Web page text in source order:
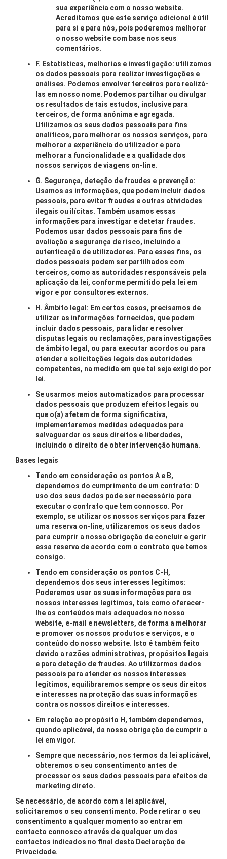
sua experiência com o nosso website.
Acreditamos que este serviço adicional é útil
para si e para nós, pois poderemos melhorar
o nosso website com base nos seus
comentários.
F. Estatísticas, melhorias e investigação: utilizamos
os dados pessoais para realizar investigações e
análises. Podemos envolver terceiros para realizá-
las em nosso nome. Podemos partilhar ou divulgar
os resultados de tais estudos, inclusive para
terceiros, de forma anónima e agregada.
Utilizamos os seus dados pessoais para fins
analíticos, para melhorar os nossos serviços, para
melhorar a experiência do utilizador e para
melhorar a funcionalidade e a qualidade dos
nossos serviços de viagens on-line.
G. Segurança, deteção de fraudes e prevenção:
Usamos as informações, que podem incluir dados
pessoais, para evitar fraudes e outras atividades
ilegais ou ilícitas. Também usamos essas
informações para investigar e detetar fraudes.
Podemos usar dados pessoais para fins de
avaliação e segurança de risco, incluindo a
autenticação de utilizadores. Para esses fins, os
dados pessoais podem ser partilhados com
terceiros, como as autoridades responsáveis pela
aplicação da lei, conforme permitido pela lei em
vigor e por consultores externos.
H. Âmbito legal: Em certos casos, precisamos de
utilizar as informações fornecidas, que podem
incluir dados pessoais, para lidar e resolver
disputas legais ou reclamações, para investigações
de âmbito legal, ou para executar acordos ou para
atender a solicitações legais das autoridades
competentes, na medida em que tal seja exigido por
lei.
Se usarmos meios automatizados para processar
dados pessoais que produzem efeitos legais ou
que o(a) afetem de forma significativa,
implementaremos medidas adequadas para
salvaguardar os seus direitos e liberdades,
incluindo o direito de obter intervenção humana.
Bases legais
Tendo em consideração os pontos A e B,
dependemos do cumprimento de um contrato: O
uso dos seus dados pode ser necessário para
executar o contrato que tem connosco. Por
exemplo, se utilizar os nossos serviços para fazer
uma reserva on-line, utilizaremos os seus dados
para cumprir a nossa obrigação de concluir e gerir
essa reserva de acordo com o contrato que temos
consigo.
Tendo em consideração os pontos C-H,
dependemos dos seus interesses legítimos:
Poderemos usar as suas informações para os
nossos interesses legítimos, tais como oferecer-
lhe os conteúdos mais adequados no nosso
website, e-mail e newsletters, de forma a melhorar
e promover os nossos produtos e serviços, e o
conteúdo do nosso website. Isto é também feito
devido a razões administrativas, propósitos legais
e para deteção de fraudes. Ao utilizarmos dados
pessoais para atender os nossos interesses
legítimos, equilibraremos sempre os seus direitos
e interesses na proteção das suas informações
contra os nossos direitos e interesses.
Em relação ao propósito H, também dependemos,
quando aplicável, da nossa obrigação de cumprir a
lei em vigor.
Sempre que necessário, nos termos da lei aplicável,
obteremos o seu consentimento antes de
processar os seus dados pessoais para efeitos de
marketing direto.
Se necessário, de acordo com a lei aplicável,
solicitaremos o seu consentimento. Pode retirar o seu
consentimento a qualquer momento ao entrar em
contacto connosco através de qualquer um dos
contactos indicados no final desta Declaração de
Privacidade.